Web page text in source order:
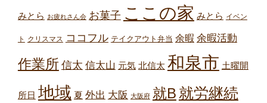
みとら お疲れさん会 お菓子 ここの家 みとら イベン
ト クリスマス ココフル テイクアウト弁当 余暇 余暇活動
作業所 信太 信太山 元気 北信太 和泉市 土曜開
所日 地域 夏 外出 大阪 大阪府 就B 就労継続